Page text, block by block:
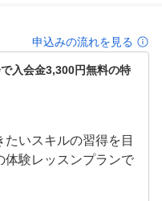
申込みの流れを見る
入会金3,300円無料の特
いスキルの習得を目
体験レッスンプランで